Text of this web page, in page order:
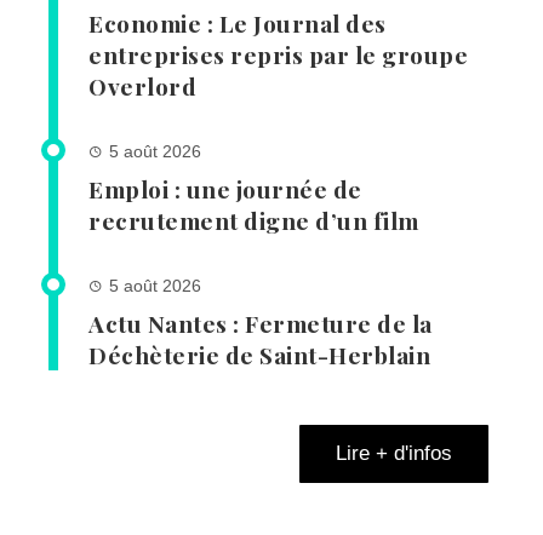
Economie : Le Journal des
entreprises repris par le groupe
Overlord
5 août 2026
Emploi : une journée de
recrutement digne d’un film
5 août 2026
Actu Nantes : Fermeture de la
Déchèterie de Saint-Herblain
Lire + d'infos